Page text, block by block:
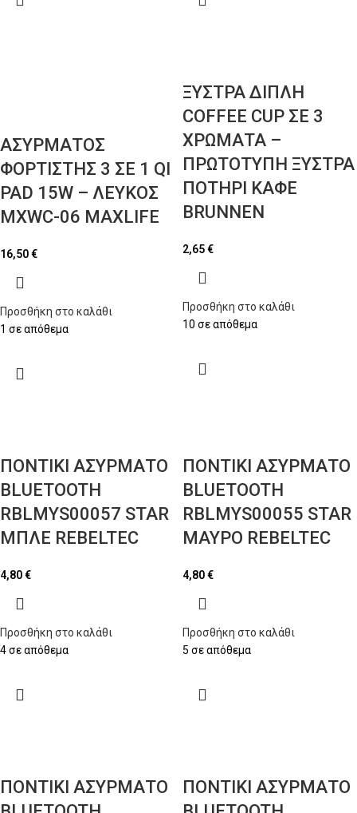
ΑΣΥΡΜΑΤΟΣ
ΦΟΡΤΙΣΤΗΣ 3 ΣΕ 1 QI
PAD 15W – ΛΕΥΚΟΣ
MXWC-06 MAXLIFE
16,50€
Προσθήκη στο καλάθι
1 σε απόθεμα
ΞΥΣΤΡΑ ΔΙΠΛΗ
COFFEE CUP ΣΕ 3
ΧΡΩΜΑΤΑ –
ΠΡΩΤΟΤΥΠΗ ΞΥΣΤΡΑ
ΠΟΤΗΡΙ ΚΑΦΕ
BRUNNEN
2,65€
Προσθήκη στο καλάθι
10 σε απόθεμα
ΠΟΝΤΙΚΙ ΑΣΥΡΜΑΤΟ
BLUETOOTH
RBLMYS00057 STAR
ΜΠΛΕ REBELTEC
4,80€
Προσθήκη στο καλάθι
4 σε απόθεμα
ΠΟΝΤΙΚΙ ΑΣΥΡΜΑΤΟ
BLUETOOTH
RBLMYS00055 STAR
ΜΑΥΡΟ REBELTEC
4,80€
Προσθήκη στο καλάθι
5 σε απόθεμα
ΠΟΝΤΙΚΙ ΑΣΥΡΜΑΤΟ
ΠΟΝΤΙΚΙ ΑΣΥΡΜΑΤΟ